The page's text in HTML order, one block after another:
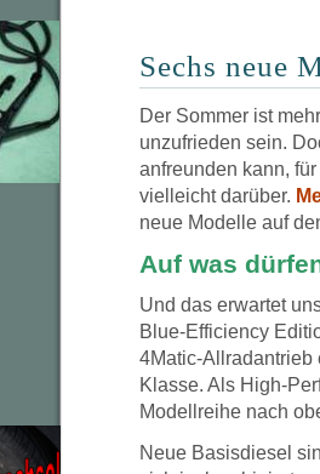
Sechs neue
Der Sommer ist
unzufrieden sein.
anfreunden kann,
vielleicht darüber.
neue Modelle auf
Auf was
Und das erwartet
Blue-Efficiency
4Matic-Allradantrieb
Klasse. Als High-
Modellreihe nach
Neue Basisdiesel